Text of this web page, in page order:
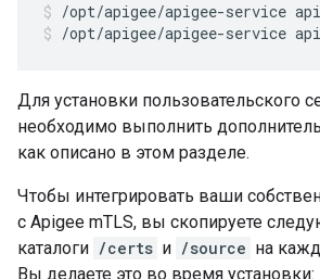
/opt/apigee/apigee-service
/opt/apigee/apigee-service
Для установки пользовательского
необходимо выполнить
как описано в этом разделе.
Чтобы интегрировать ваши
с Apigee mTLS, вы скопируете
каталоги /certs и /source на
Вы делаете это во время установки: